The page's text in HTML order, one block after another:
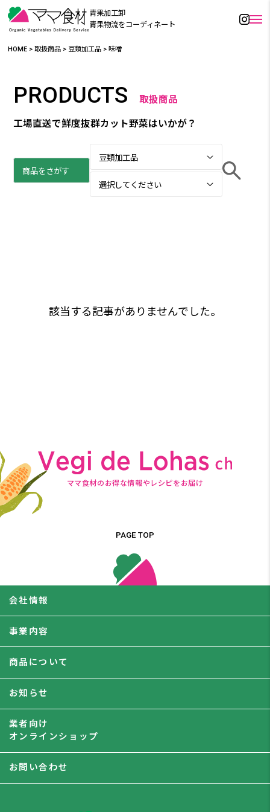
青果加工卸
青果物流をコーディネート
HOME >取扱商品 > 豆類加工品 >味噌
PRODUCTS 取扱商品
工場直送で鮮度抜群カット野菜はいかが？
該当する記事がありませんでした。
ママ食材のお得な情報やレシピをお届け
PAGE TOP
会社情報
事業内容
商品について
お知らせ
業者向け
オンラインショップ
お問い合わせ